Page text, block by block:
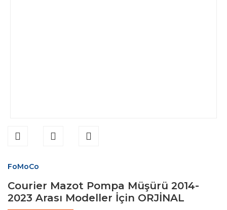
FoMoCo
Courier Mazot Pompa Müşürü 2014-
2023 Arası Modeller İçin ORJİNAL